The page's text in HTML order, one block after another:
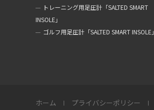
トレーニング用足圧計「SALTED SMART
INSOLE」
ゴルフ用足圧計「SALTED SMART INSOLE」
ホーム プライバシーポリシー